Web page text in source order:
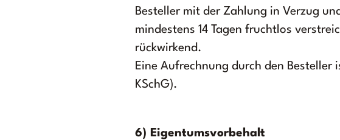
Besteller mit der Zahlung in Verzug
mindestens 14 Tagen fruchtlos
rückwirkend.
Eine Aufrechnung durch den
KSchG).
6) Eigentumsvorbehalt